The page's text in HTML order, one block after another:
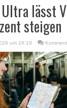
Ultra lässt
steigen
um 16:19